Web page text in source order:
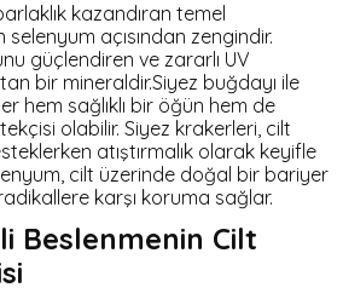
kazandıran temel
açısından zengindir.
güçlendiren ve zararlı UV
bir mineraldir.Siyez buğdayı ile
hem sağlıklı bir öğün hem de
olabilir. Siyez krakerleri, cilt
atıştırmalık olarak keyifle
cilt üzerinde doğal bir bariyer
karşı koruma sağlar.
Beslenmenin Cilt